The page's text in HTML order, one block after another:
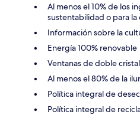
Al menos el 10% de los
sustentabilidad o para
Información sobre la
Energía 100% renovable
Ventanas de doble cristal
Al menos el 80% de la
Política integral de
Política integral de